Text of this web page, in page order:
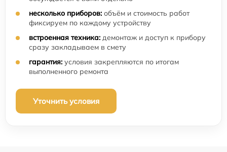
несколько приборов: объём и стоимость работ
фиксируем по каждому устройству
встроенная техника: демонтаж и доступ к прибору
сразу закладываем в смету
гарантия: условия закрепляются по итогам
выполненного ремонта
Уточнить условия